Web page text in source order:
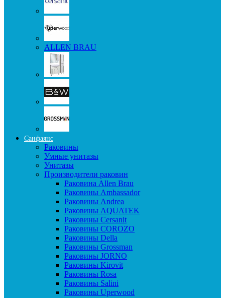
ALLEN BRAU
Санфаянс
Раковины
Умные унитазы
Унитазы
Производители раковин
Раковина Allen Brau
Раковины Ambassador
Раковины Andrea
Раковины AQUATEK
Раковины Cersanit
Раковины COROZO
Раковины Della
Раковины Grossman
Раковины JORNO
Раковины Kirovit
Раковины Rosa
Раковины Salini
Раковины Uperwood